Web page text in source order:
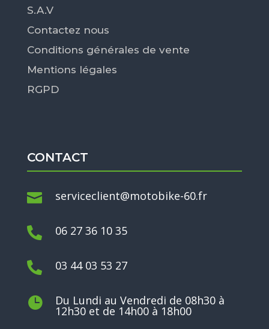
S.A.V
Contactez nous
Conditions générales de vente
Mentions légales
RGPD
CONTACT
 serviceclient@motobike-60.fr
 06 27 36 10 35
 03 44 03 53 27
 Du Lundi au Vendredi de 08h30 à
12h30 et de 14h00 à 18h00